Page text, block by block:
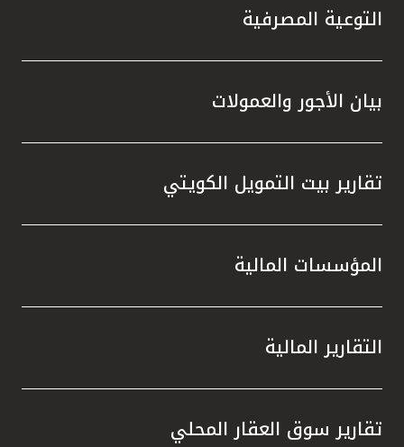
التوعية المصرفية
بيان الأجور والعمولات
تقارير بيت التمويل الكويتي
المؤسسات المالية
التقارير المالية
تقارير سوق العقار المحلي